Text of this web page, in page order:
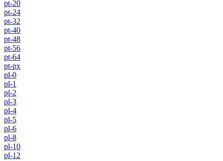
pt-20
pt-24
pt-32
pt-40
pt-48
pt-56
pt-64
pt-px
pl-0
pl-1
pl-2
pl-3
pl-4
pl-5
pl-6
pl-8
pl-10
pl-12